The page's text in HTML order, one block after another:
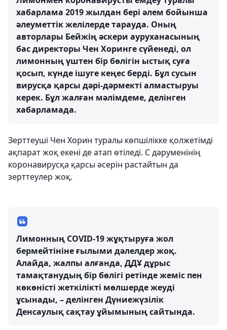
хабарлама 2019 жылдан бері әлем бойынша
әлеуметтік желілерде тарауда. Оның
авторлары Бейжің әскери ауруханасының
бас директоры Чен Хоринге сүйенеді, ол
лимонның үштен бір бөлігін ыстық суға
қосып, күнде ішуге кеңес берді. Бұл сусын
вирусқа қарсы дәрі-дәрмекті алмастыруы
керек. Бұл жалған мәлімдеме, делінген
хабарламада.
Зерттеуші Чен Хорин туралы көпшілікке қолжетімді
ақпарат жоқ екені де атап өтіледі. С дәруменінің
коронавирусқа қарсы әсерін растайтын да
зерттеулер жоқ.
Лимонның COVID-19 жұқтыруға жол
бермейтініне ғылыми дәлелдер жоқ.
Алайда, жалпы алғанда, ДДҰ дұрыс
тамақтанудың бір бөлігі ретінде жеміс пен
көкөністі жеткілікті мөлшерде жеуді
ұсынады, – делінген Дүниежүзілік
Денсаулық сақтау ұйымының сайтында.